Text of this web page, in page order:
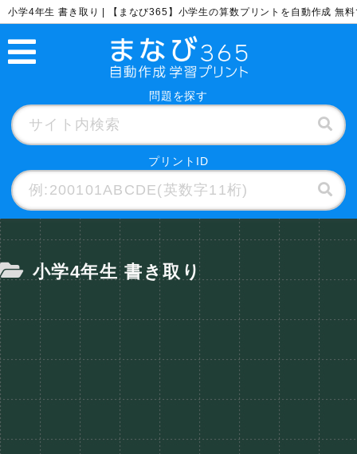
小学4年生 書き取り | 【まなび365】小学生の算数プリントを自動作成 無
問題を探す
プリントID
小学4年生 書き取り